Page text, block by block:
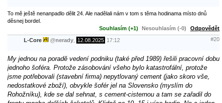
To mě ještě nenanpadlo dělit 24. Ale nadělali nám v tom s těma hodinama místo dnů
děsnej bordel.
Souhlasím (+1)
Nesouhlasím (-0) Odpovědět
L-Core @nerady 12.08.2025 17:12 #20
My jednou na poradě vedení podniku (také před 1989) řešili pracovní dobu
jednoho šoféra. Protože zásobování všeho bylo katastrofální, protože
jsme potřebovali (stavební firma) nepytlovaný cement (jako skoro vše,
nedostatkové zboží), obvykle šofér jel na Slovensko (myslím do
Rohožníku), kde se dal sehnat, s cement-cisternou a tam se zařadil do